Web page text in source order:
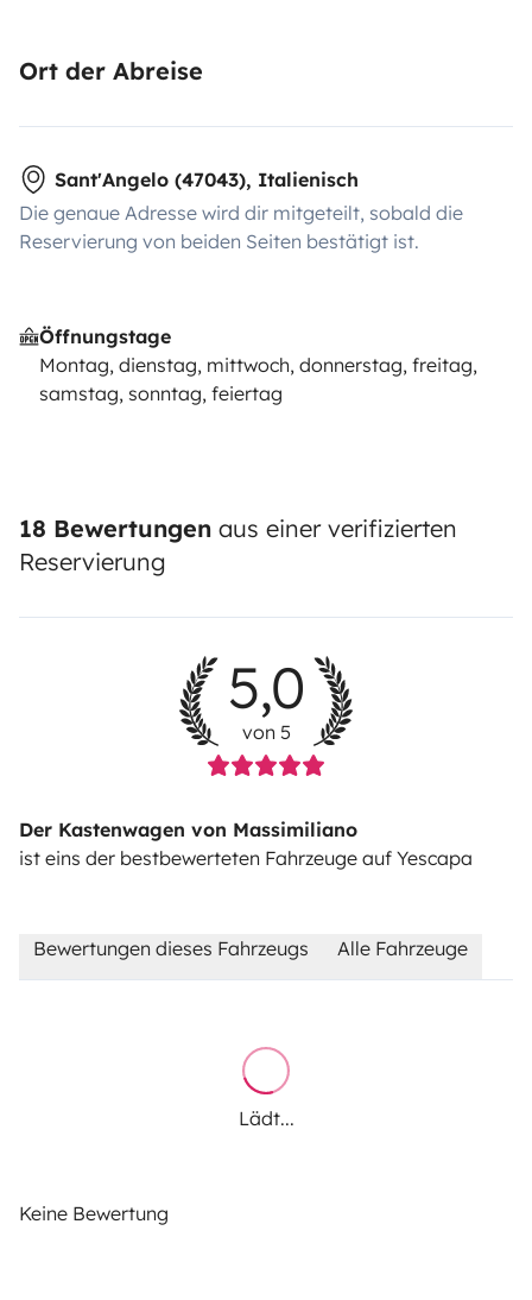
Ort der Abreise
Sant'Angelo (47043), Italienisch
Die genaue Adresse wird dir mitgeteilt, sobald die
Reservierung von beiden Seiten bestätigt ist.
Öffnungstage
Montag, dienstag, mittwoch, donnerstag, freitag,
samstag, sonntag, feiertag
18 Bewertungen aus einer verifizierten
Reservierung
5,0
von 5
Der Kastenwagen von Massimiliano
ist eins der bestbewerteten Fahrzeuge auf Yescapa
Bewertungen dieses Fahrzeugs Alle Fahrzeuge
Lädt...
Keine Bewertung